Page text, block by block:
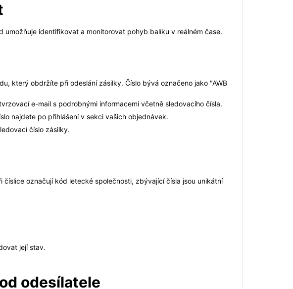
umožňuje identifikovat a monitorovat pohyb balíku v reálném čase.
který obdržíte při odeslání zásilky. Číslo bývá označeno jako "AWB
e-mail s podrobnými informacemi včetně sledovacího čísla.
najdete po přihlášení v sekci vašich objednávek.
číslo zásilky.
označují kód letecké společnosti, zbývající čísla jsou unikátní
její stav.
odesílatele